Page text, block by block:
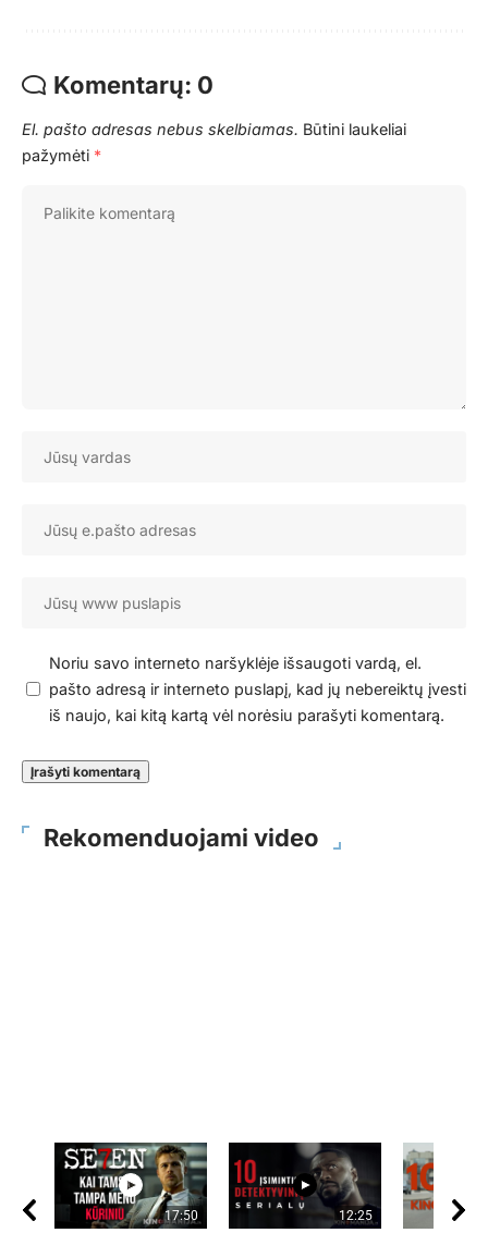
Komentarų: 0
El. pašto adresas nebus skelbiamas. Būtini laukeliai
pažymėti *
Noriu savo interneto naršyklėje išsaugoti vardą, el.
pašto adresą ir interneto puslapį, kad jų nebereiktų įvesti
iš naujo, kai kitą kartą vėl norėsiu parašyti komentarą.
Rekomenduojami video
17:50 12:25